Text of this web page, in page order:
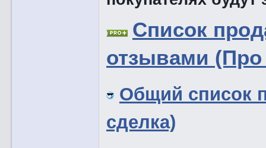
Список
отзывами (Про
Общий список
сделка)